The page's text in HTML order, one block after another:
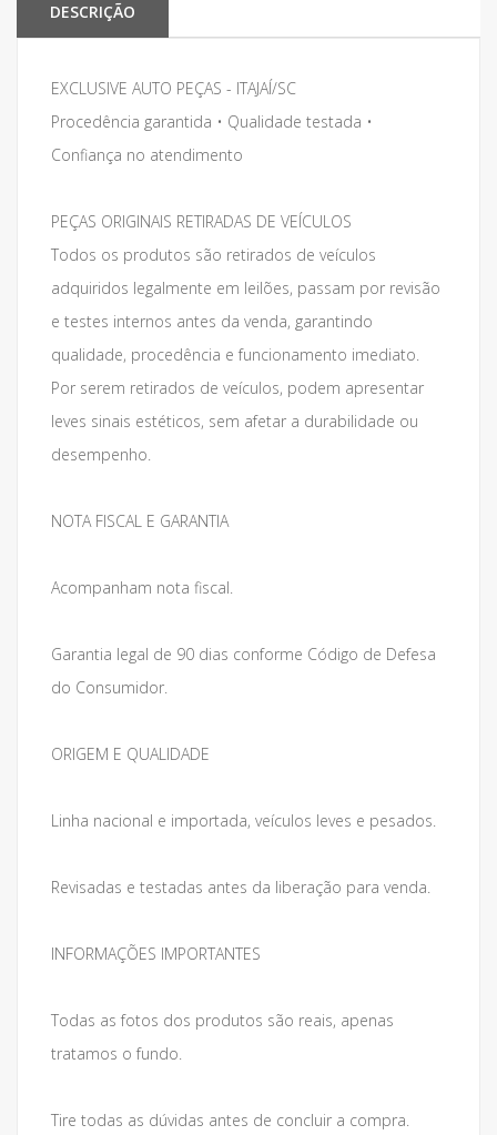
DESCRIÇÃO
EXCLUSIVE AUTO PEÇAS - ITAJAÍ/SC
Procedência garantida • Qualidade testada •
Confiança no atendimento
PEÇAS ORIGINAIS RETIRADAS DE VEÍCULOS
Todos os produtos são retirados de veículos
adquiridos legalmente em leilões, passam por revisão
e testes internos antes da venda, garantindo
qualidade, procedência e funcionamento imediato.
Por serem retirados de veículos, podem apresentar
leves sinais estéticos, sem afetar a durabilidade ou
desempenho.
NOTA FISCAL E GARANTIA
Acompanham nota fiscal.
Garantia legal de 90 dias conforme Código de Defesa
do Consumidor.
ORIGEM E QUALIDADE
Linha nacional e importada, veículos leves e pesados.
Revisadas e testadas antes da liberação para venda.
INFORMAÇÕES IMPORTANTES
Todas as fotos dos produtos são reais, apenas
tratamos o fundo.
Tire todas as dúvidas antes de concluir a compra.